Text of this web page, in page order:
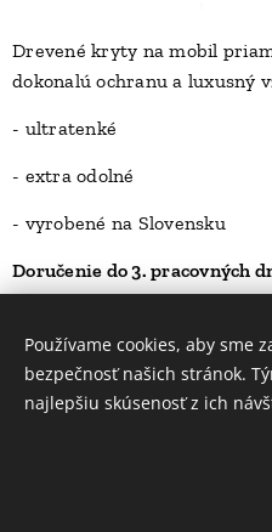
Drevené kryty na mobil
dokonalú ochranu a luxusný
- ultratenké
- extra odolné
- vyrobené na Slovensku
Doručenie do 3. pracovných
23,00Kč
Používame cookies, aby sme
bezpečnosť našich stránok.
najlepšiu skúsenosť z ich